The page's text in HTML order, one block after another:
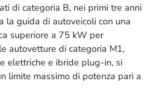
di categoria B, nei primi tre anni
la guida di autoveicoli con una
superiore a 75 kW per
autovetture di categoria M1,
elettriche e ibride plug-in, si
limite massimo di potenza pari a